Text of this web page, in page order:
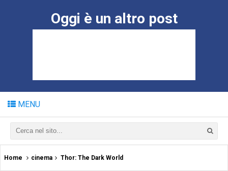
Oggi è un altro post
MENU
Home cinema Thor: The Dark World